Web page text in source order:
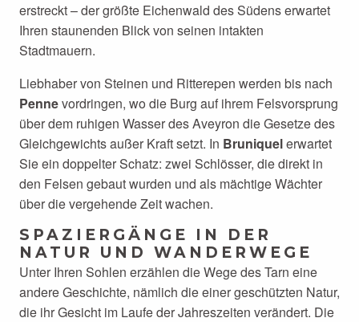
erstreckt – der größte Eichenwald des Südens erwartet
Ihren staunenden Blick von seinen intakten
Stadtmauern.
Liebhaber von Steinen und Ritterepen werden bis nach
Pennevordringen, wo die Burg auf ihrem Felsvorsprung
über dem ruhigen Wasser des Aveyron die Gesetze des
Gleichgewichts außer Kraft setzt. In Bruniquelerwartet
Sie ein doppelter Schatz: zwei Schlösser, die direkt in
den Felsen gebaut wurden und als mächtige Wächter
über die vergehende Zeit wachen.
SPAZIERGÄNGE IN DER
NATUR UND WANDERWEGE
Unter Ihren Sohlen erzählen die Wege des Tarn eine
andere Geschichte, nämlich die einer geschützten Natur,
die ihr Gesicht im Laufe der Jahreszeiten verändert. Die